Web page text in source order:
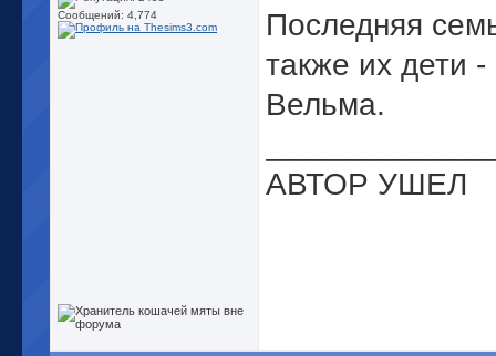
Сообщений: 4,774
Последняя
также их дети
Вельма.
АВТОР УШЕЛ